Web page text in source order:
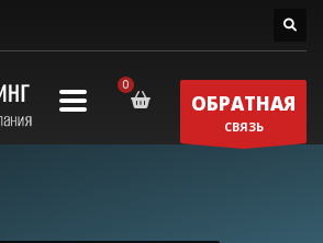
ОБРАТНАЯ
СВЯЗЬ